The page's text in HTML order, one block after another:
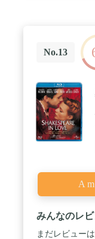
No.13
みんなのレ
まだレビュー